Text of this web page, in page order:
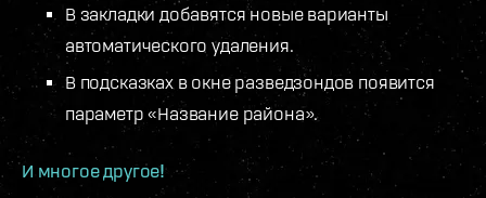
В закладки добавятся новые варианты
автоматического удаления.
В подсказках в окне разведзондов появится
параметр «Название района».
И многое другое!